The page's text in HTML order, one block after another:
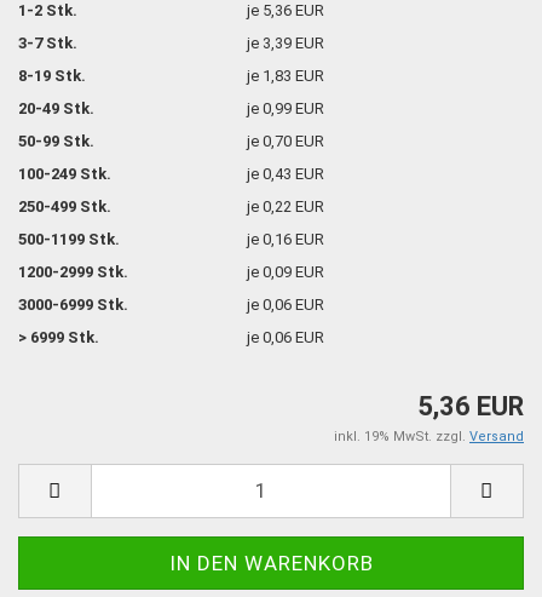
1-2 Stk.
je 5,36 EUR
3-7 Stk.
je 3,39 EUR
8-19 Stk.
je 1,83 EUR
20-49 Stk.
je 0,99 EUR
50-99 Stk.
je 0,70 EUR
100-249 Stk.
je 0,43 EUR
250-499 Stk.
je 0,22 EUR
500-1199 Stk.
je 0,16 EUR
1200-2999 Stk.
je 0,09 EUR
3000-6999 Stk.
je 0,06 EUR
> 6999 Stk.
je 0,06 EUR
5,36 EUR
inkl. 19% MwSt. zzgl. Versand